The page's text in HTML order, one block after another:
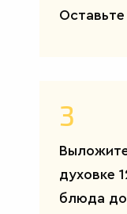
3
духовке
блюда